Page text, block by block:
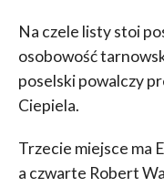
Na czele listy stoi
osobowość
poselski powalczy
Ciepiela.
Trzecie miejsce ma
a czwarte Robert